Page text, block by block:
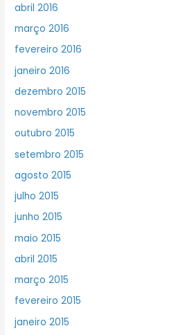
abril 2016
março 2016
fevereiro 2016
janeiro 2016
dezembro 2015
novembro 2015
outubro 2015
setembro 2015
agosto 2015
julho 2015
junho 2015
maio 2015
abril 2015
março 2015
fevereiro 2015
janeiro 2015